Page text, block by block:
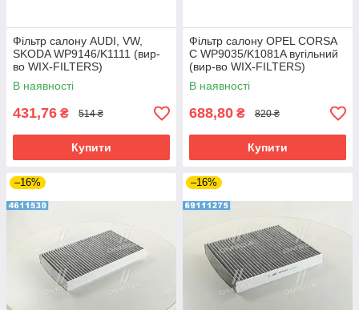
Фільтр салону AUDI, VW,
SKODA WP9146/K1111 (вир-
во WIX-FILTERS)
В наявності
431,76 ₴ 514 ₴
Купити
Фільтр салону OPEL CORSA
C WP9035/K1081A вугільний
(вир-во WIX-FILTERS)
В наявності
688,80 ₴ 820 ₴
Купити
–16% –16%